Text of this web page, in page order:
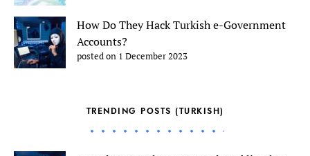
How Do They Hack Turkish e-Government
Accounts?
posted on 1 December 2023
TRENDING POSTS (TURKISH)